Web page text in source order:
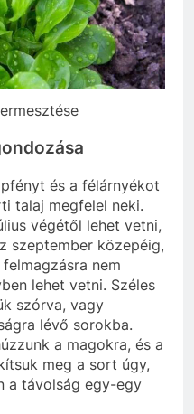
és a félárnyékot
talaj megfelel neki.
végétől lehet vetni,
szeptember közepéig,
nem
lehet vetni. Széles
szórva, vagy
lévő sorokba.
a magokra, és a
meg a sort úgy,
a távolság egy-egy